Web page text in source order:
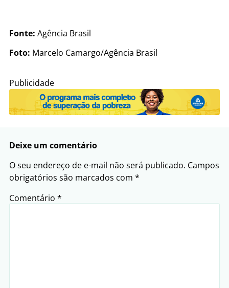
Fonte: Agência Brasil
Foto: Marcelo Camargo/Agência Brasil
Publicidade
Deixe um comentário
O seu endereço de e-mail não será publicado. Campos
obrigatórios são marcados com *
Comentário *